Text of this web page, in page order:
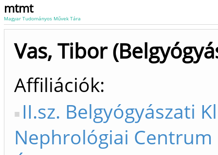
mtmt
Magyar Tudományos Művek Tára
Vas, Tibor
Affiliációk
II.sz. Belgyógyászati
Nephrológiai Centrum